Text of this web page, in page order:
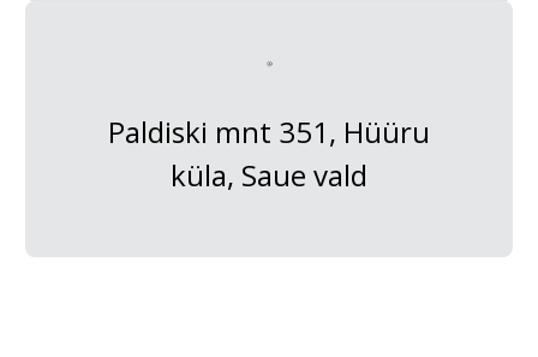
Paldiski mnt 351, Hüüru
küla, Saue vald